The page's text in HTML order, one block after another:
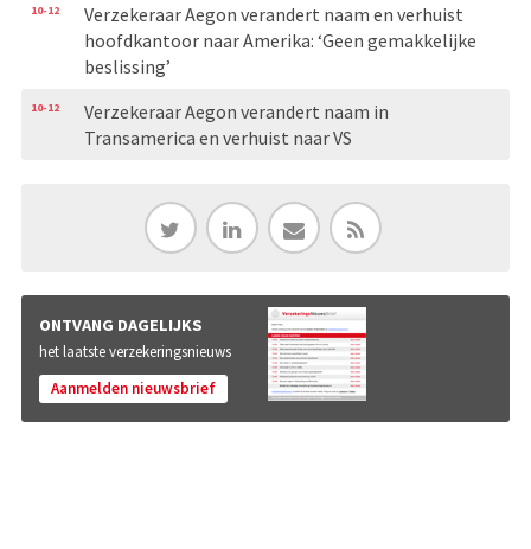
10-12
Verzekeraar Aegon verandert naam en verhuist
hoofdkan­toor naar Amerika: ‘Geen gemakkelijke
beslissing’
10-12
Verzekeraar Aegon verandert naam in
Transamerica en verhuist naar VS
ONTVANG DAGELIJKS
het laatste verzekeringsnieuws
Aanmelden nieuwsbrief